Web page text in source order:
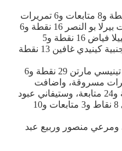
وسجلت الاجنبية جاكاريا الن 22 نقطة و8 متابعات و6 تمريرات
حاسمة و4 كرات مسروقة، اضافت بيرلا بو النصر 16 نقطة و6
متابعات و3 تمريرات حاسمة، ودانييلا فياض 16 نقطة و5
متابعات و5 تمريرات حاسمة، والاجنبية كينيدي غافين 13 نقطة
اما لدى الخاسر، فسجلت الاجنبية تينيسي مارتن 29 نقطة و6
و3 تمريرات حاسمة و3 كرات مسروقة، واضافت
الاجنبية سيني مادجيفيني 28 نقطة و24 متابعة، وستيفاني عبود
8 نقاط و6 متابعات، وساندرا بدوي 8 نقاط و3 متابعات و10
ومرعي منصور وربيع عبد